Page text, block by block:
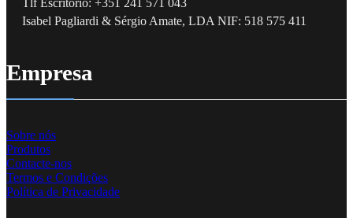
Tlf Escritório: +351 241 571 043
Isabel Pagliardi & Sérgio Amate, LDA NIF: 518 575 411
Empresa
Sobre nós
Produtos
Contacte-nos
Termos e Condições
Política de Privacidade